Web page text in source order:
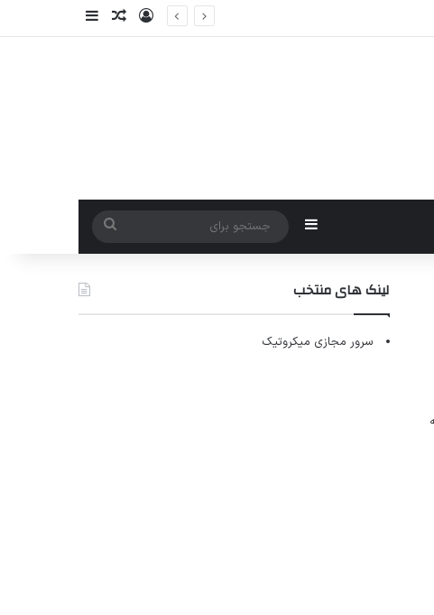
ورودنوشته تصادفی
سایدبار
سایدبار
جستجو
برای
لینک های منتخب
سرور مجازی میکروتیک